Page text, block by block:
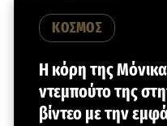
ΚΟΣΜΟΣ
Η κόρη της
ντεμπούτο της
βίντεο με την